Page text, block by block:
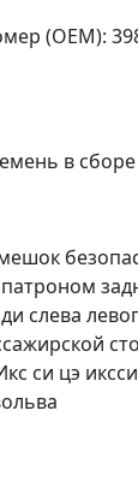
(OEM):
в сборе
слева
си цэ